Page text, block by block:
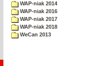
WAP-niak 2014
WAP-niak 2016
WAP-niak 2017
WAP-niak 2018
WeCan 2013